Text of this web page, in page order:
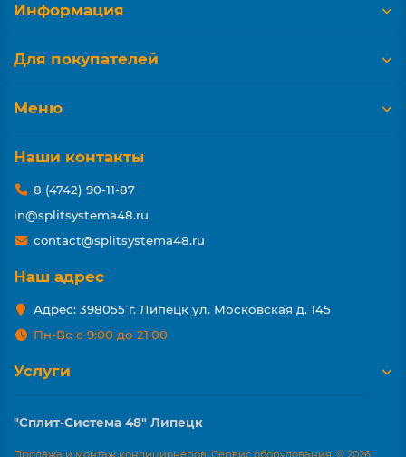
Информация
Для покупателей
Меню
Наши контакты
8 (4742) 90-11-87
in@splitsystema48.ru
contact@splitsystema48.ru
Наш адрес
Адрес: 398055 г. Липецк ул. Московская д. 145
Пн-Вс с 9:00 до 21:00
Услуги
"Сплит-Система 48" Липецк